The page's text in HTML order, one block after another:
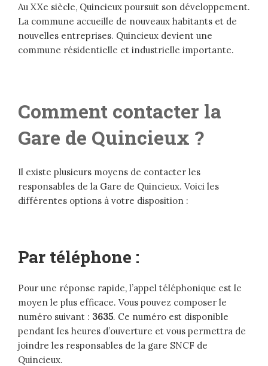
Au XXe siècle, Quincieux poursuit son développement.
La commune accueille de nouveaux habitants et de
nouvelles entreprises. Quincieux devient une
commune résidentielle et industrielle importante.
Comment contacter la
Gare de Quincieux ?
Il existe plusieurs moyens de contacter les
responsables de la Gare de Quincieux. Voici les
différentes options à votre disposition :
Par téléphone :
Pour une réponse rapide, l’appel téléphonique est le
moyen le plus efficace. Vous pouvez composer le
numéro suivant : 3635. Ce numéro est disponible
pendant les heures d’ouverture et vous permettra de
joindre les responsables de la gare SNCF de
Quincieux.